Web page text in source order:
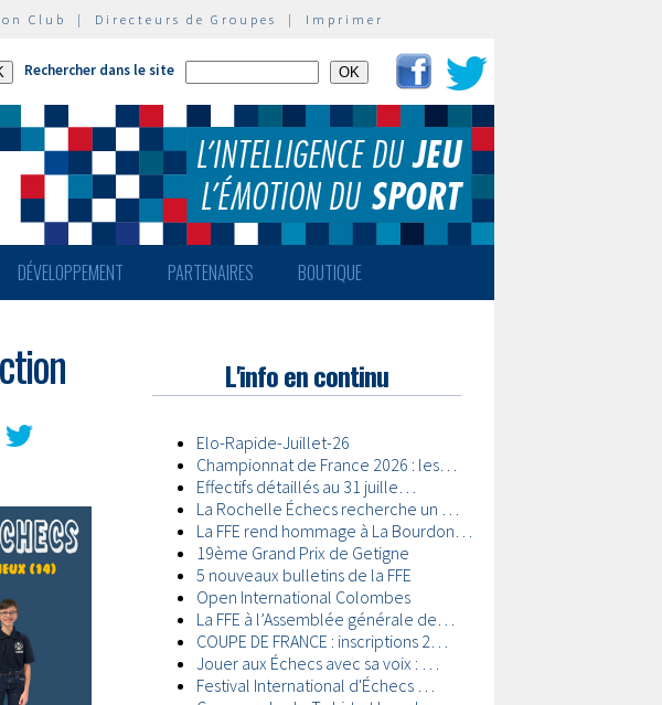
Club | Directeurs de Groupes | Imprimer
Rechercher dans le site
DÉVELOPPEMENT PARTENAIRES BOUTIQUE
L'info en continu